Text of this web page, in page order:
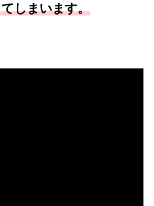
しまいます。